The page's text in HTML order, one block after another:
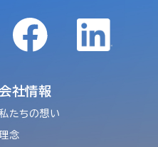
会社情報
たちの想い
念